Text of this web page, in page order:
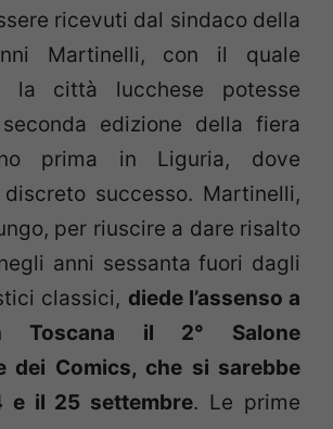
ricevuti dal sindaco della
Martinelli, con il quale
la città lucchese potesse
edizione della fiera
prima in Liguria, dove
successo. Martinelli,
per riuscire a dare risalto
anni sessanta fuori dagli
classici, diede l’assenso a
Toscana il 2° Salone
dei Comics, che si sarebbe
e il 25 settembre. Le prime